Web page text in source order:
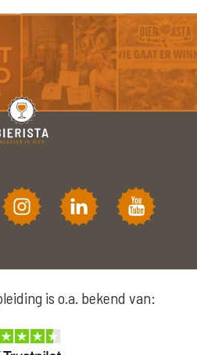
is o.a. bekend van: